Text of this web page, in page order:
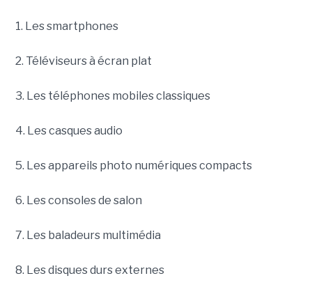
1. Les smartphones
2. Téléviseurs à écran plat
3. Les téléphones mobiles classiques
4. Les casques audio
5. Les appareils photo numériques compacts
6. Les consoles de salon
7. Les baladeurs multimédia
8. Les disques durs externes